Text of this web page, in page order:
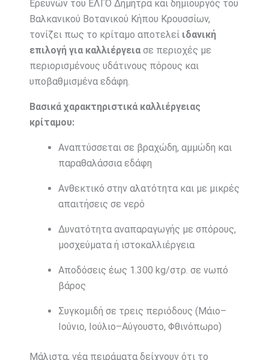
Ερευνών του ΕΛΓΟ Δήμητρα και δημιουργός του
Βαλκανικού Βοτανικού Κήπου Κρουσσίων,
τονίζει πως το κρίταμο αποτελεί ιδανική
επιλογή για καλλιέργειασε περιοχές με
περιορισμένους υδάτινους πόρους και
υποβαθμισμένα εδάφη.
Βασικά χαρακτηριστικά καλλιέργειας
κρίταμου:
Αναπτύσσεται σε βραχώδη, αμμώδη και
παραθαλάσσια εδάφη
Ανθεκτικό στην αλατότητα και με μικρές
απαιτήσεις σε νερό
Δυνατότητα αναπαραγωγής με σπόρους,
μοσχεύματα ή ιστοκαλλιέργεια
Αποδόσεις έως 1.300 kg/στρ. σε νωπό
βάρος
Συγκομιδή σε τρεις περιόδους (Μάιο–
Ιούνιο, Ιούλιο–Αύγουστο, Φθινόπωρο)
Μάλιστα, νέα πειράματα δείχνουν ότι το